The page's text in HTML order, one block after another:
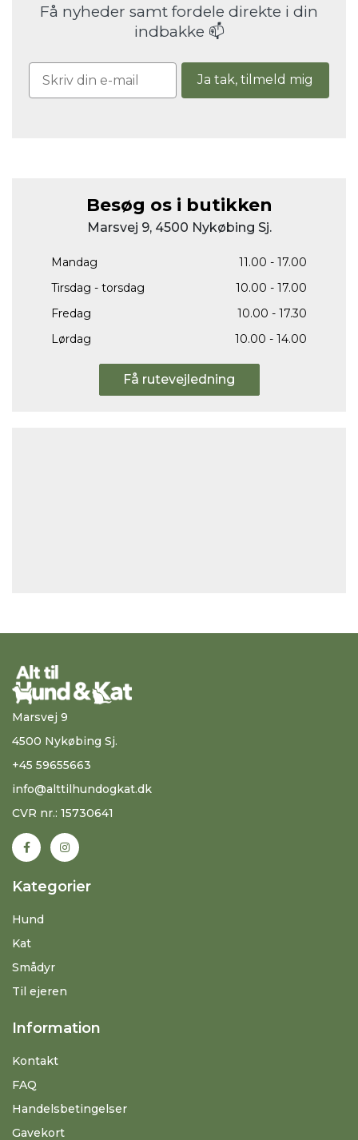
Få nyheder samt fordele direkte i din
indbakke 📫
Ja tak, tilmeld mig
Besøg os i butikken
Marsvej 9, 4500 Nykøbing Sj.
Mandag
11.00 - 17.00
Tirsdag - torsdag
10.00 - 17.00
Fredag
10.00 - 17.30
Lørdag
10.00 - 14.00
Få rutevejledning
Marsvej 9
4500 Nykøbing Sj.
+45 59655663
info@alttilhundogkat.dk
CVR nr.: 15730641
Kategorier
Hund
Kat
Smådyr
Til ejeren
Information
Kontakt
FAQ
Handelsbetingelser
Gavekort